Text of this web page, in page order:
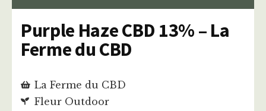
Purple Haze CBD 13% – La
Ferme du CBD
La Ferme du CBD
Fleur Outdoor